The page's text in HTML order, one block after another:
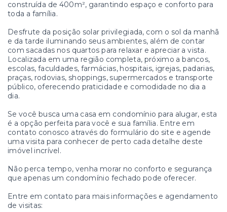
construída de 400m², garantindo espaço e conforto para
toda a família.
Desfrute da posição solar privilegiada, com o sol da manhã
e da tarde iluminando seus ambientes, além de contar
com sacadas nos quartos para relaxar e apreciar a vista.
Localizada em uma região completa, próximo a bancos,
escolas, faculdades, farmácias, hospitais, igrejas, padarias,
praças, rodovias, shoppings, supermercados e transporte
público, oferecendo praticidade e comodidade no dia a
dia.
Se você busca uma casa em condomínio para alugar, esta
é a opção perfeita para você e sua família. Entre em
contato conosco através do formulário do site e agende
uma visita para conhecer de perto cada detalhe deste
imóvel incrível.
Não perca tempo, venha morar no conforto e segurança
que apenas um condomínio fechado pode oferecer.
Entre em contato para mais informações e agendamento
de visitas: